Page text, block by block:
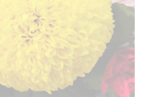
のオプション選びのコツ
用差と選び方
用サポート事情
花堂 お葬式の頼れるポ